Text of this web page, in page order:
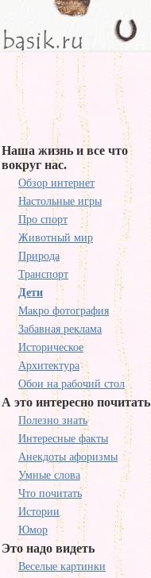
Наша жизнь и все что
вокруг нас.
Обзор интернет
Настольные игры
Про спорт
Животный мир
Природа
Транспорт
Дети
Макро фотография
Забавная реклама
Историческое
Архитектура
Обои на рабочий стол
А это интересно почитать
Полезно знать
Интересные факты
Анекдоты афоризмы
Умные слова
Что почитать
Истории
Юмор
Это надо видеть
Веселые картинки